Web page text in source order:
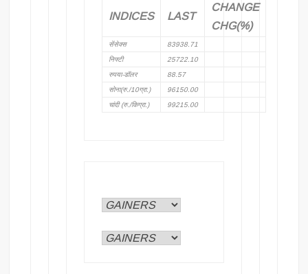
INDICES LAST
CHANGE
CHG(%)
सेंसेक्स
83938.71
निफ्टी
25722.10
रुपया-डॉलर
88.57
सोना(रु./10ग्रा.)
96150.00
चांदी (रु./किग्रा.)
99215.00